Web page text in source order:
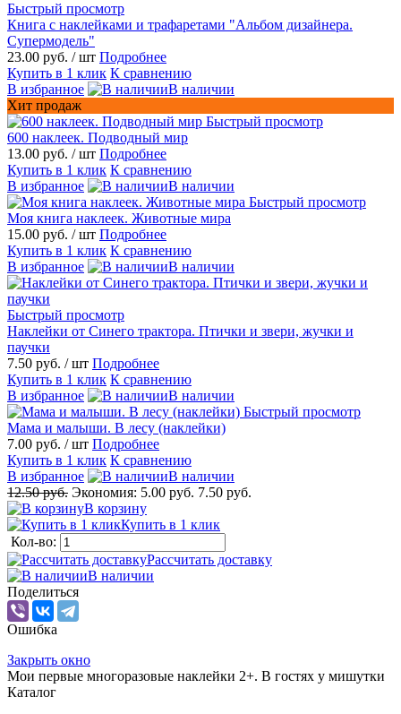
Быстрый просмотр
Книга с наклейками и трафаретами "Альбом дизайнера.
Супермодель"
23.00 руб. / шт Подробнее
Купить в 1 клик К сравнению
В избранное
В наличии
Хит продаж
Быстрый просмотр
600 наклеек. Подводный мир
13.00 руб. / шт Подробнее
Купить в 1 клик К сравнению
В избранное
В наличии
Быстрый просмотр
Моя книга наклеек. Животные мира
15.00 руб. / шт Подробнее
Купить в 1 клик К сравнению
В избранное
В наличии
Быстрый просмотр
Наклейки от Синего трактора. Птички и звери, жучки и
паучки
7.50 руб. / шт Подробнее
Купить в 1 клик К сравнению
В избранное
В наличии
Быстрый просмотр
Мама и малыши. В лесу (наклейки)
7.00 руб. / шт Подробнее
Купить в 1 клик К сравнению
В избранное
В наличии
12.50 руб. Экономия: 5.00 руб. 7.50 руб.
В корзину
Купить в 1 клик
Кол-во:
Рассчитать доставку
В наличии
Поделиться
Ошибка
Закрыть окно
Мои первые многоразовые наклейки 2+. В гостях у мишутки
Каталог